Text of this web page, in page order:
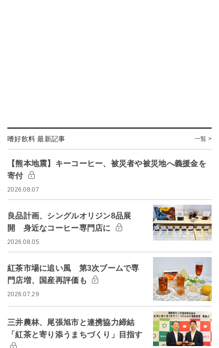
嗜好飲料 最新記事 一覧 >
【熊本地震】キーコーヒー、被災者や被災地へ義援金を
寄付
2026.08.07
良品計画、シングルオリジン8品展
開 身近なコーヒー専門店に
2026.08.05
紅茶市場に追い風 第3次ブームで専
門店増、国産再評価も
2026.07.29
三井農林、尾張旭市と連携協力締結
「紅茶と寄り添うまちづくり」目指す